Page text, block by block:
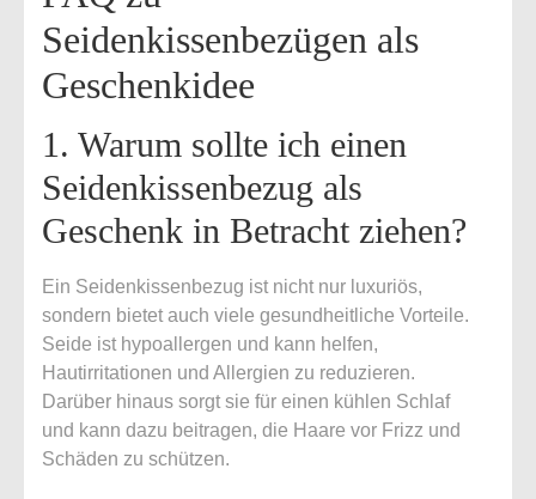
Seidenkissenbezügen als
Geschenkidee
1. Warum sollte ich einen
Seidenkissenbezug als
Geschenk in Betracht ziehen?
Ein Seidenkissenbezug ist nicht nur luxuriös,
sondern bietet auch viele gesundheitliche Vorteile.
Seide ist hypoallergen und kann helfen,
Hautirritationen und Allergien zu reduzieren.
Darüber hinaus sorgt sie für einen kühlen Schlaf
und kann dazu beitragen, die Haare vor Frizz und
Schäden zu schützen.